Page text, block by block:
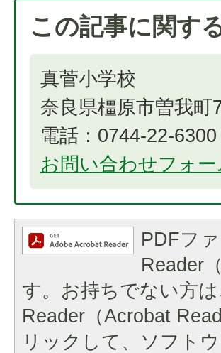
この記事に関す
真菅小学校
奈良県橿原市曽我町
電話：0744-22-6300
お問い合わせフォー
PDFフ
Reader
す。お持ちでない方
Reader（Acrobat
リックして、ソフト